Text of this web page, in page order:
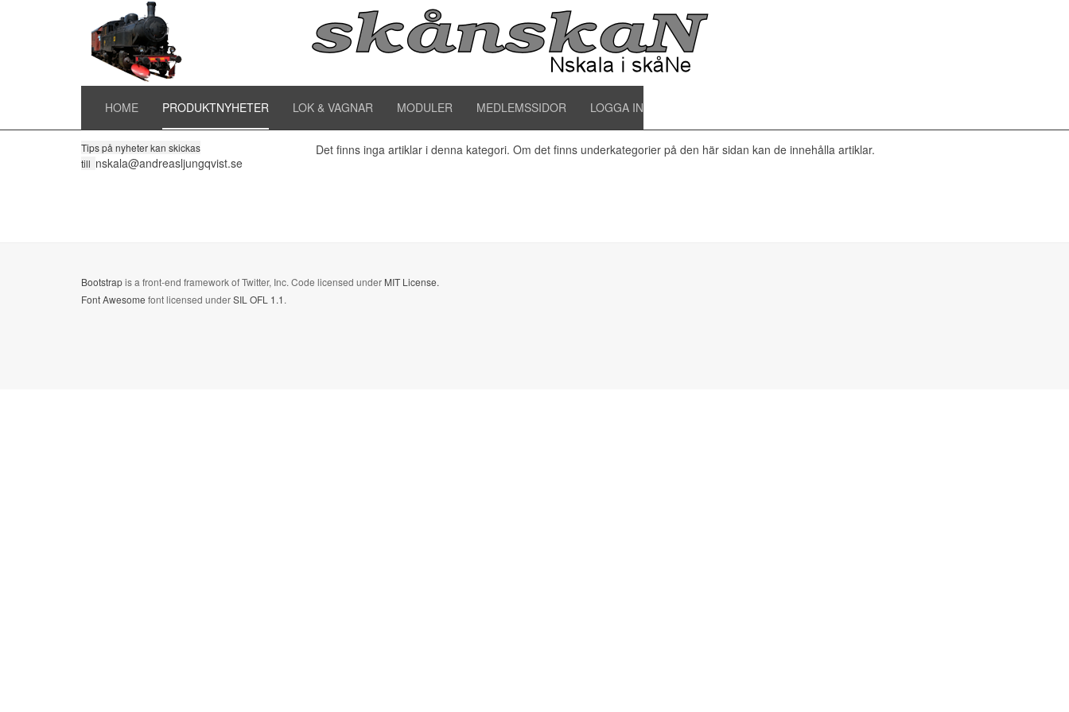
HOME PRODUKTNYHETER LOK & VAGNAR MODULER MEDLEMSSIDOR LOGGA IN
Nyhet digitalteknik
Det finns inga artiklar i denna kategori. Om det finns underkategorier på den här sidan kan de innehålla artiklar.
Tips på nyheter kan skickas
till nskala@andreasljungqvist.se
Bootstrapis a front-end framework of Twitter, Inc. Code licensed under MIT License.
Font Awesome font licensed underSIL OFL 1.1.